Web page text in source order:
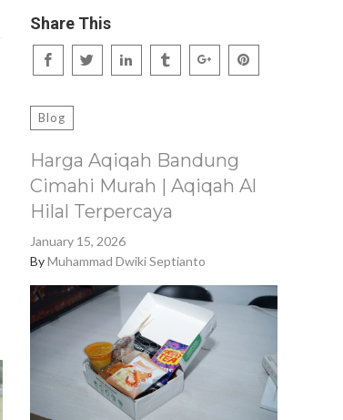
Share This
Blog
Harga Aqiqah Bandung
Cimahi Murah | Aqiqah Al
Hilal Terpercaya
January 15, 2026
ByMuhammad Dwiki Septianto